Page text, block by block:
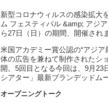
新型コロナウィルスの感染拡大
ム フェスティバル &amp; アジ
ら27日（日）の期間、開催され
米国アカデミー賞公認の“アジ
体の広告を兼ねて制作されたシ
開。5回目となる今回は、9月23
シアター」最新ブランデッドム
オープニングトーク